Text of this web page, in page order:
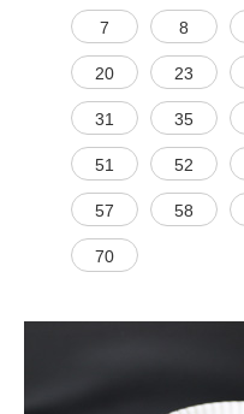
7 8
20 23
31 35
51 52
57 58
70